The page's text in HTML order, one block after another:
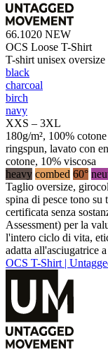
66.1020 NEW
OCS Loose T-Shirt
T-shirt unisex oversize
black
charcoal
birch
navy
XXS – 3XL
180g/m², 100%
ringspun, lavato con
cotone, 10% viscosa
heavy combed 60°
Taglio oversize,
spina di pesce tono
certificata senza
Assessment) per la
l'intero ciclo di vita,
adatta all'asciugatrice
OCS T-Shirt |